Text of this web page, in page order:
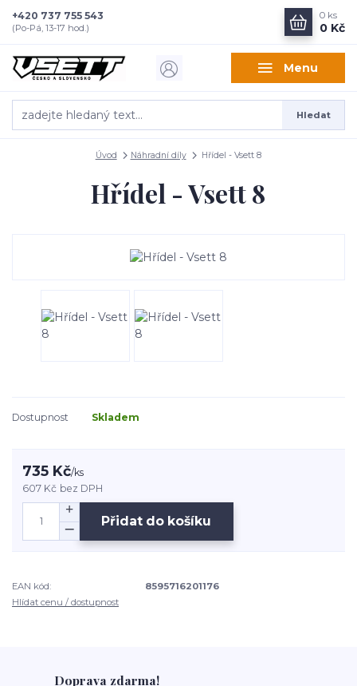
Menu
Hledat
+420 737 755 543
(Po-Pá, 13-17 hod.)
0 ks
0 Kč
Úvod Náhradní díly Hřídel - Vsett 8
Hřídel - Vsett 8
Dostupnost Skladem
735 Kč/ks
607 Kč bez DPH
Přidat do košíku
EAN kód:
8595716201176
Hlídat cenu / dostupnost
Doprava zdarma!